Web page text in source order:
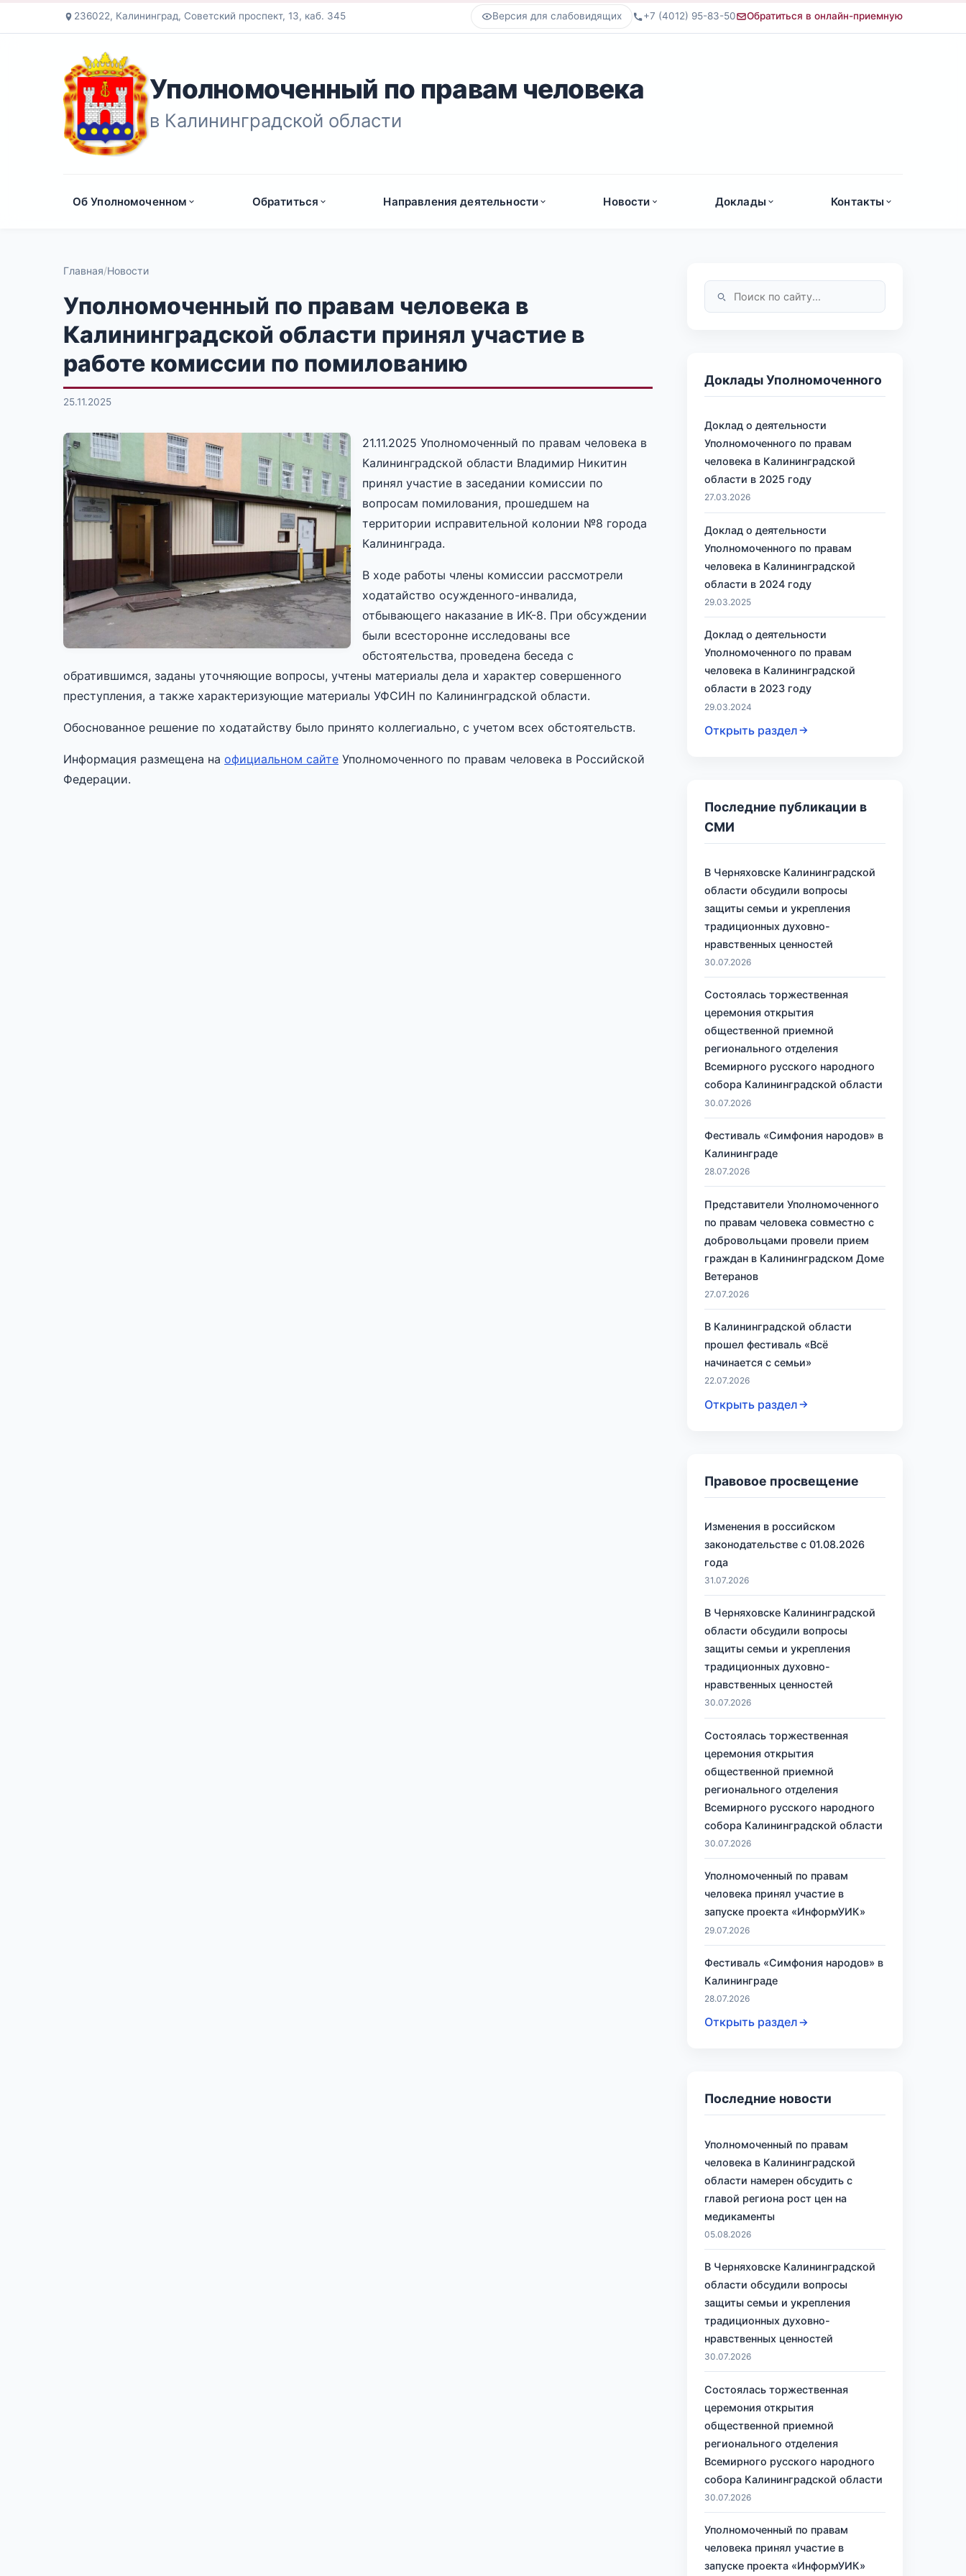
236022, Калининград, Советский проспект, 13, каб. 345 Версия для слабовидящих +7 (4012) 95-83-50 Обратиться в онлайн-приемную
Уполномоченный по правам человека
в Калининградской области
Об Уполномоченном Обратиться Направления деятельности Новости Доклады Контакты
Главная Новости
Уполномоченный по правам человека в
Калининградской области принял участие в
работе комиссии по помилованию
25.11.2025
21.11.2025 Уполномоченный по правам человека в
Калининградской области Владимир Никитин
принял участие в заседании комиссии по
вопросам помилования, прошедшем на
территории исправительной колонии №8 города
Калининграда.
В ходе работы члены комиссии рассмотрели
ходатайство осужденного-инвалида,
отбывающего наказание в ИК-8. При обсуждении
были всесторонне исследованы все
обстоятельства, проведена беседа с
обратившимся, заданы уточняющие вопросы, учтены материалы дела и характер совершенного
преступления, а также характеризующие материалы УФСИН по Калининградской области.
Обоснованное решение по ходатайству было принято коллегиально, с учетом всех обстоятельств.
Информация размещена на официальном сайте Уполномоченного по правам человека в Российской
Федерации.
Доклады Уполномоченного
Доклад о деятельности
Уполномоченного по правам
человека в Калининградской
области в 2025 году
27.03.2026
Доклад о деятельности
Уполномоченного по правам
человека в Калининградской
области в 2024 году
29.03.2025
Доклад о деятельности
Уполномоченного по правам
человека в Калининградской
области в 2023 году
29.03.2024
Открыть раздел
Последние публикации в
СМИ
В Черняховске Калининградской
области обсудили вопросы
защиты семьи и укрепления
традиционных духовно-
нравственных ценностей
30.07.2026
Состоялась торжественная
церемония открытия
общественной приемной
регионального отделения
Всемирного русского народного
собора Калининградской области
30.07.2026
Фестиваль «Симфония народов» в
Калининграде
28.07.2026
Представители Уполномоченного
по правам человека совместно с
добровольцами провели прием
граждан в Калининградском Доме
Ветеранов
27.07.2026
В Калининградской области
прошел фестиваль «Всё
начинается с семьи»
22.07.2026
Открыть раздел
Правовое просвещение
Изменения в российском
законодательстве с 01.08.2026
года
31.07.2026
В Черняховске Калининградской
области обсудили вопросы
защиты семьи и укрепления
традиционных духовно-
нравственных ценностей
30.07.2026
Состоялась торжественная
церемония открытия
общественной приемной
регионального отделения
Всемирного русского народного
собора Калининградской области
30.07.2026
Уполномоченный по правам
человека принял участие в
запуске проекта «ИнформУИК»
29.07.2026
Фестиваль «Симфония народов» в
Калининграде
28.07.2026
Открыть раздел
Последние новости
Уполномоченный по правам
человека в Калининградской
области намерен обсудить с
главой региона рост цен на
медикаменты
05.08.2026
В Черняховске Калининградской
области обсудили вопросы
защиты семьи и укрепления
традиционных духовно-
нравственных ценностей
30.07.2026
Состоялась торжественная
церемония открытия
общественной приемной
регионального отделения
Всемирного русского народного
собора Калининградской области
30.07.2026
Уполномоченный по правам
человека принял участие в
запуске проекта «ИнформУИК»